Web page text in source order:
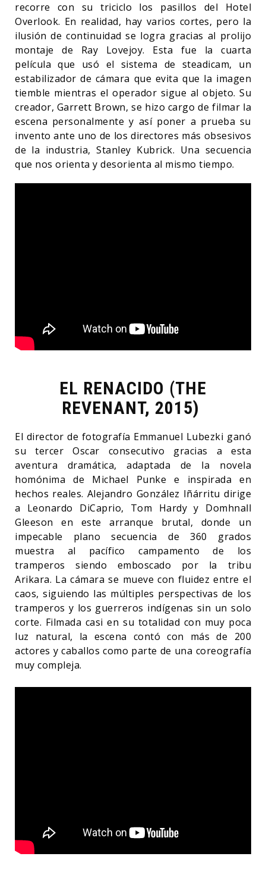
recorre con su triciclo los pasillos del Hotel
Overlook. En realidad, hay varios cortes, pero la
ilusión de continuidad se logra gracias al prolijo
montaje de Ray Lovejoy. Esta fue la cuarta
película que usó el sistema de steadicam, un
estabilizador de cámara que evita que la imagen
tiemble mientras el operador sigue al objeto. Su
creador, Garrett Brown, se hizo cargo de filmar la
escena personalmente y así poner a prueba su
invento ante uno de los directores más obsesivos
de la industria, Stanley Kubrick. Una secuencia
que nos orienta y desorienta al mismo tiempo.
EL RENACIDO (THE
REVENANT, 2015)
El director de fotografía Emmanuel Lubezki ganó
su tercer Oscar consecutivo gracias a esta
aventura dramática, adaptada de la novela
homónima de Michael Punke e inspirada en
hechos reales. Alejandro González Iñárritu dirige
a Leonardo DiCaprio, Tom Hardy y Domhnall
Gleeson en este arranque brutal, donde un
impecable plano secuencia de 360 ​​grados
muestra al pacífico campamento de los
tramperos siendo emboscado por la tribu
Arikara. La cámara se mueve con fluidez entre el
caos, siguiendo las múltiples perspectivas de los
tramperos y los guerreros indígenas sin un solo
corte. Filmada casi en su totalidad con muy poca
luz natural, la escena contó con más de 200
actores y caballos como parte de una coreografía
muy compleja.